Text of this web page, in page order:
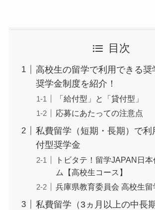
目次
高校生の留学で利用できる奨
奨学金制度を紹介！
「給付型」と「貸付型」
応募にあたっての注意点
私費留学（短期・長期）で利
付型奨学金
トビタテ！留学JAPAN日
ム【高校生コース】
兵庫県教育委員会 高校生
私費留学（3ヵ月以上の中長